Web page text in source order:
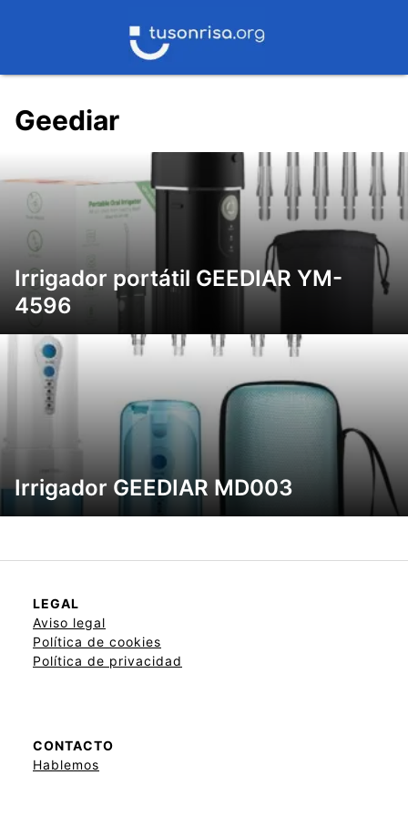
Geediar
Irrigador portátil GEEDIAR ‎YM-
4596
Irrigador GEEDIAR MD003
LEGAL
Aviso legal
Política de cookies
Política de privacidad
CONTACTO
Hablemos